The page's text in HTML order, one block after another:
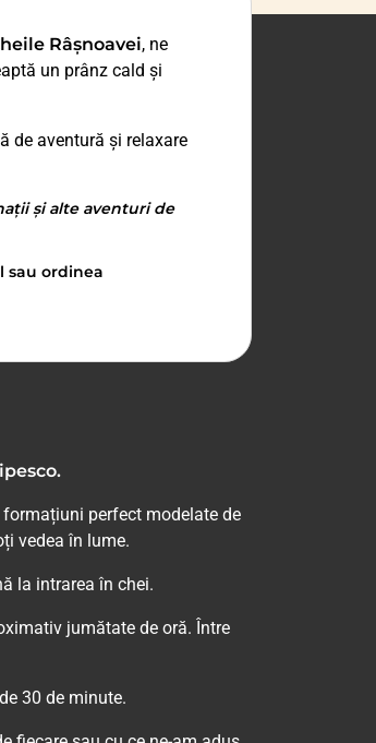
Râșnoavei, ne
un prânz cald și
de aventură și relaxare
și alte aventuri de
sau ordinea
perfect modelate de
vedea în lume.
la intrarea în chei.
jumătate de oră. Între
30 de minute.